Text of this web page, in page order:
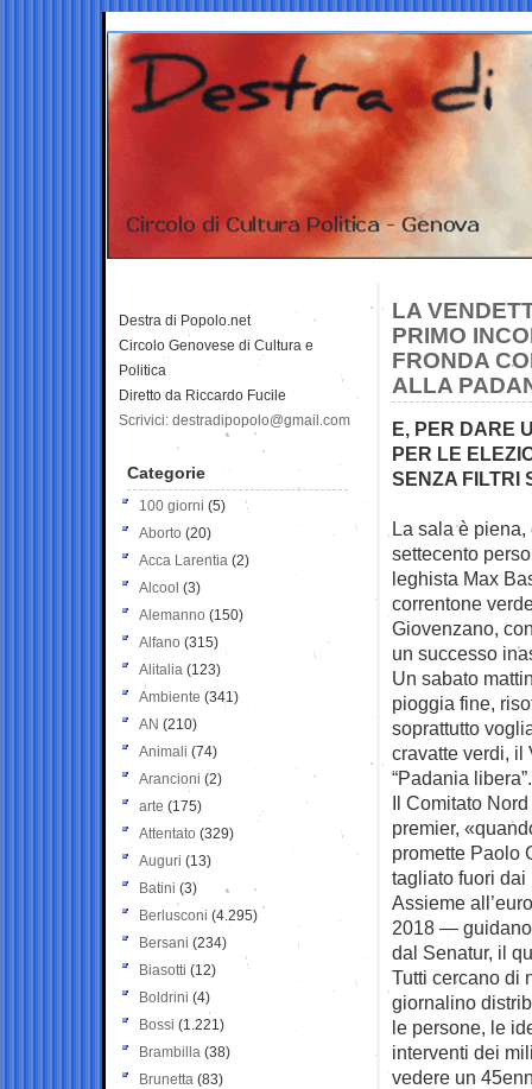
LA
PRIMO
FRONDA
ALLA
E, PER DARE
PER LE
SENZA FILTRI
La sala è
settecento
leghista Max
correntone
Giovenzano,
un successo
Un sabato
pioggia fine,
soprattutto
cravatte verdi, il
“Padania libera”.
Il Comitato
premier,
promette Paolo
tagliato fuori
Assieme
2018 — guidano
dal Senatur, il
Tutti cercano di
giornalino
le persone, le
interventi dei
vedere un
Destra di Popolo.net
Circolo Genovese di Cultura e
Politica
Diretto da Riccardo Fucile
Scrivici: destradipopolo@gmail.com
Categorie
100 giorni (5)
Aborto (20)
Acca Larentia (2)
Alcool (3)
Alemanno (150)
Alfano (315)
Alitalia (123)
Ambiente (341)
AN (210)
Animali (74)
Arancioni (2)
arte (175)
Attentato (329)
Auguri (13)
Batini (3)
Berlusconi (4.295)
Bersani (234)
Biasotti (12)
Boldrini (4)
Bossi (1.221)
Brambilla (38)
Brunetta (83)